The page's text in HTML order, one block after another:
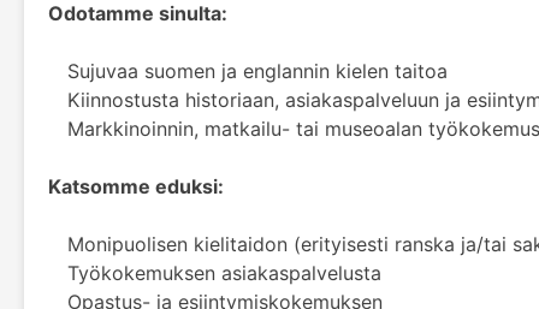
Odotamme sinulta:
Sujuvaa suomen ja englannin kielen taitoa
Kiinnostusta historiaan, asiakaspalveluun ja
Markkinoinnin, matkailu- tai museoalan
Katsomme eduksi:
Monipuolisen kielitaidon (erityisesti ranska ja/tai
Työkokemuksen asiakaspalvelusta
Opastus- ja esiintymiskokemuksen